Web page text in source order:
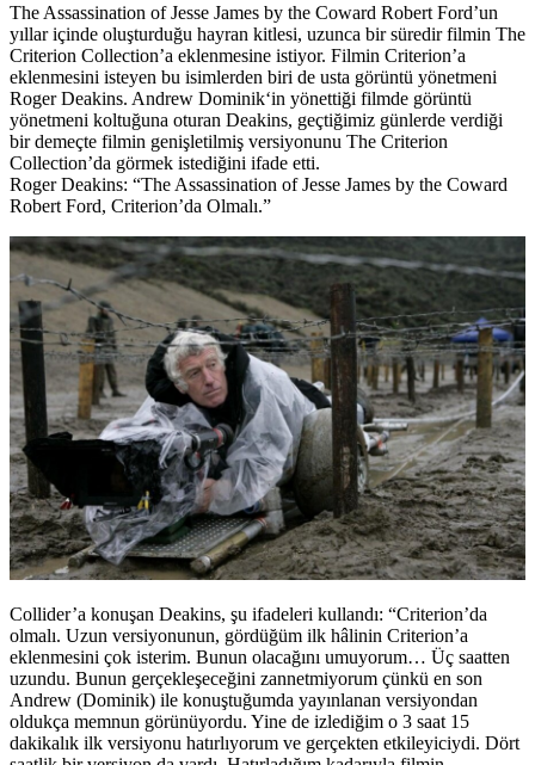
The Assassination of Jesse James by the Coward Robert Ford’un
yıllar içinde oluşturduğu hayran kitlesi, uzunca bir süredir filmin The
Criterion Collection’a eklenmesine istiyor. Filmin Criterion’a
eklenmesini isteyen bu isimlerden biri de usta görüntü yönetmeni
Roger Deakins. Andrew Dominik‘in yönettiği filmde görüntü
yönetmeni koltuğuna oturan Deakins, geçtiğimiz günlerde verdiği
bir demeçte filmin genişletilmiş versiyonunu The Criterion
Collection’da görmek istediğini ifade etti.
Roger Deakins: “The Assassination of Jesse James by the Coward
Robert Ford, Criterion’da Olmalı.”
Collider’a konuşan Deakins, şu ifadeleri kullandı: “Criterion’da
olmalı. Uzun versiyonunun, gördüğüm ilk hâlinin Criterion’a
eklenmesini çok isterim. Bunun olacağını umuyorum… Üç saatten
uzundu. Bunun gerçekleşeceğini zannetmiyorum çünkü en son
Andrew (Dominik) ile konuştuğumda yayınlanan versiyondan
oldukça memnun görünüyordu. Yine de izlediğim o 3 saat 15
dakikalık ilk versiyonu hatırlıyorum ve gerçekten etkileyiciydi. Dört